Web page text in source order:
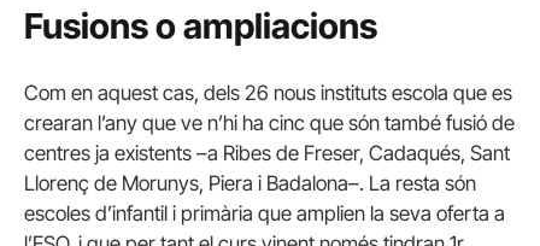
Fusions o ampliacions
Com en aquest cas, dels 26 nous instituts escola que es
crearan l’any que ve n’hi ha cinc que són també fusió de
centres ja existents –a Ribes de Freser, Cadaqués, Sant
Llorenç de Morunys, Piera i Badalona–. La resta són
escoles d’infantil i primària que amplien la seva oferta a